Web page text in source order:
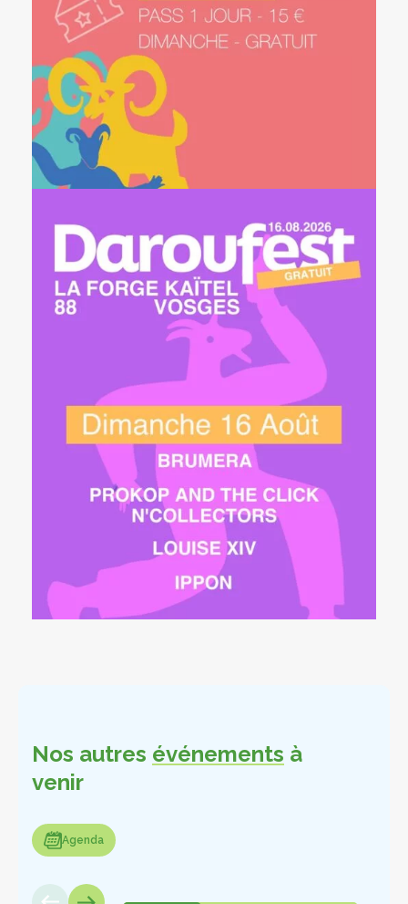
Nos autres événements à
venir
Agenda